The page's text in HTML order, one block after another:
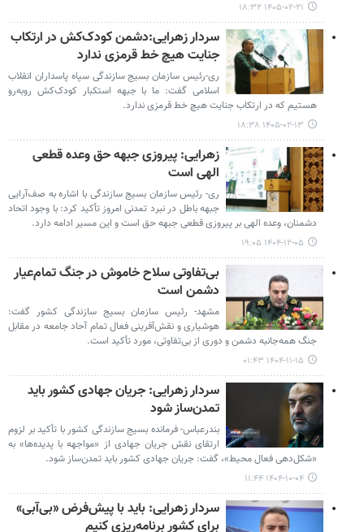
۱۴۰۵-۰۲-۲۱ ۱۸:۳۲
سردار زهرایی:دشمن کودک‌کش در ارتکاب
جنایت هیچ خط قرمزی ندارد
ری-رئیس سازمان بسیج سازندگی سپاه پاسداران انقلاب
اسلامی گفت: ما با جبهه استکبار کودک‌کش روبه‌رو
هستیم که در ارتکاب جنایت هیچ خط قرمزی ندارد.
۱۴۰۵-۰۲-۱۳ ۱۸:۳۸
زهرایی: پیروزی جبهه حق وعده قطعی
الهی است
ری- رئیس سازمان بسیج سازندگی با اشاره به صف‌آرایی
جبهه باطل در نبرد تمدنی امروز تأکید کرد: با وجود اتحاد
دشمنان، وعده الهی بر پیروزی قطعی جبهه حق است و این مسیر ادامه دارد.
۱۴۰۴-۱۲-۰۵ ۱۹:۰۵
بی‌تفاوتی سلاح خاموش در جنگ تمام‌عیار
دشمن است
مشهد- رئیس سازمان بسیج سازندگی کشور گفت:
هوشیاری و نقش‌آفرینی فعال تمام آحاد جامعه در مقابل
جنگ همه‌جانبه دشمن و دوری از بی‌تفاوتی، مورد تأکید است.
۱۴۰۴-۱۱-۱۵ ۰۱:۴۳
سردار زهرایی: جریان جهادی کشور باید
تمدن‌ساز شود
بندرعباس- فرمانده بسیج سازندگی کشور با تأکید بر لزوم
ارتقای نقش جریان جهادی از «مواجهه با پدیده‌ها» به
«شکل‌دهی فعال محیط»، گفت: جریان جهادی کشور باید تمدن‌ساز شود.
۱۴۰۴-۱۰-۰۴ ۱۱:۴۴
سردار زهرایی: باید با پیش‌فرض «بی‌آبی»
برای کشور برنامه‌ریزی کنیم